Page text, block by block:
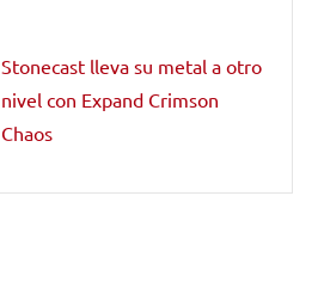
Stonecast lleva su metal a otro
nivel con Expand Crimson
Chaos